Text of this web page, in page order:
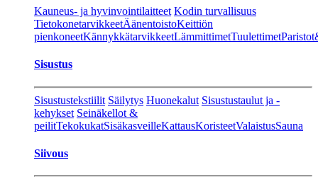
Kauneus- ja hyvinvointilaitteet Kodin turvallisuus
TietokonetarvikkeetÄänentoistoKeittiön
pienkoneetKännykkätarvikkeetLämmittimetTuulettimet
Sisustus
Sisustustekstiilit Säilytys Huonekalut Sisustustaulut ja -
kehykset Seinäkellot &
peilitTekokukatSisäkasveilleKattausKoristeetValaistusSauna
Siivous